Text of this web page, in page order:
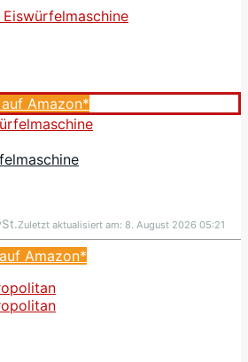
Amazon*
Zuletzt aktualisiert am: 8. August 2026 05:21
Amazon*